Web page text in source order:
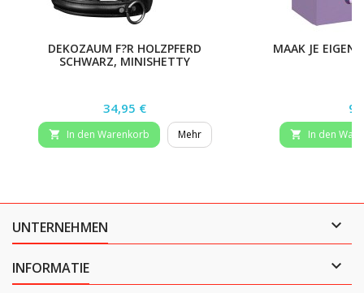
DEKOZAUM F?R HOLZPFERD
SCHWARZ, MINISHETTY
Preis
34,95 €
 In den Warenkorb Mehr
MAAK JE EIGEN
 In den
UNTERNEHMEN 
INFORMATIE 